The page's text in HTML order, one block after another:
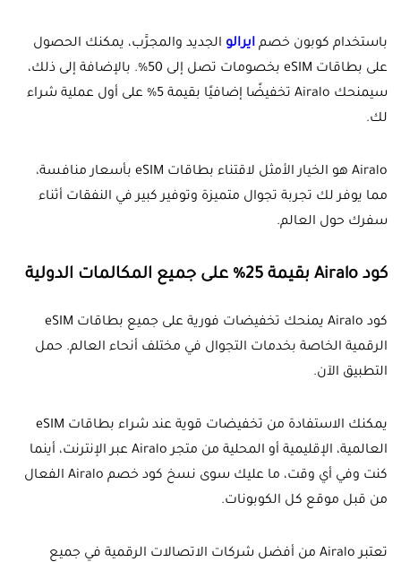
باستخدام كوبون خصم ايرالو الجديد والمجرَّب، يمكنك الحصول
على بطاقات eSIM بخصومات تصل إلى 50%. بالإضافة إلى ذلك،
سيمنحك Airalo تخفيضًا إضافيًا بقيمة 5% على أول عملية شراء
لك.
Airalo هو الخيار الأمثل لاقتناء بطاقات eSIM بأسعار منافسة،
مما يوفر لك تجربة تجوال متميزة وتوفير كبير في النفقات أثناء
سفرك حول العالم.
كود Airalo بقيمة 25% على جميع المكالمات الدولية
كود Airalo يمنحك تخفيضات فورية على جميع بطاقات eSIM
الرقمية الخاصة بخدمات التجوال في مختلف أنحاء العالم. حمل
التطبيق الآن.
يمكنك الاستفادة من تخفيضات قوية عند شراء بطاقات eSIM
العالمية، الإقليمية أو المحلية من متجر Airalo عبر الإنترنت، أينما
كنت وفي أي وقت، ما عليك سوى نسخ كود خصم Airalo الفعال
من قبل موقع كل الكوبونات.
تعتبر Airalo من أفضل شركات الاتصالات الرقمية في جميع